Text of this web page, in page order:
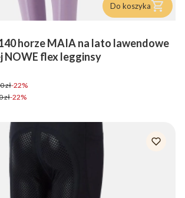
Do koszyka
silikon pełny lej NOWE flex legginsy
zł-22%
zł-22%